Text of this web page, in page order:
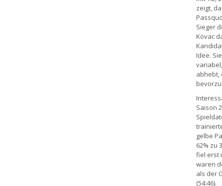
zeigt,
Sieger
Kovac
Idee.
abhebt,
Saison
gelbe
62% zu
fiel erst
waren
als der
(54:46).